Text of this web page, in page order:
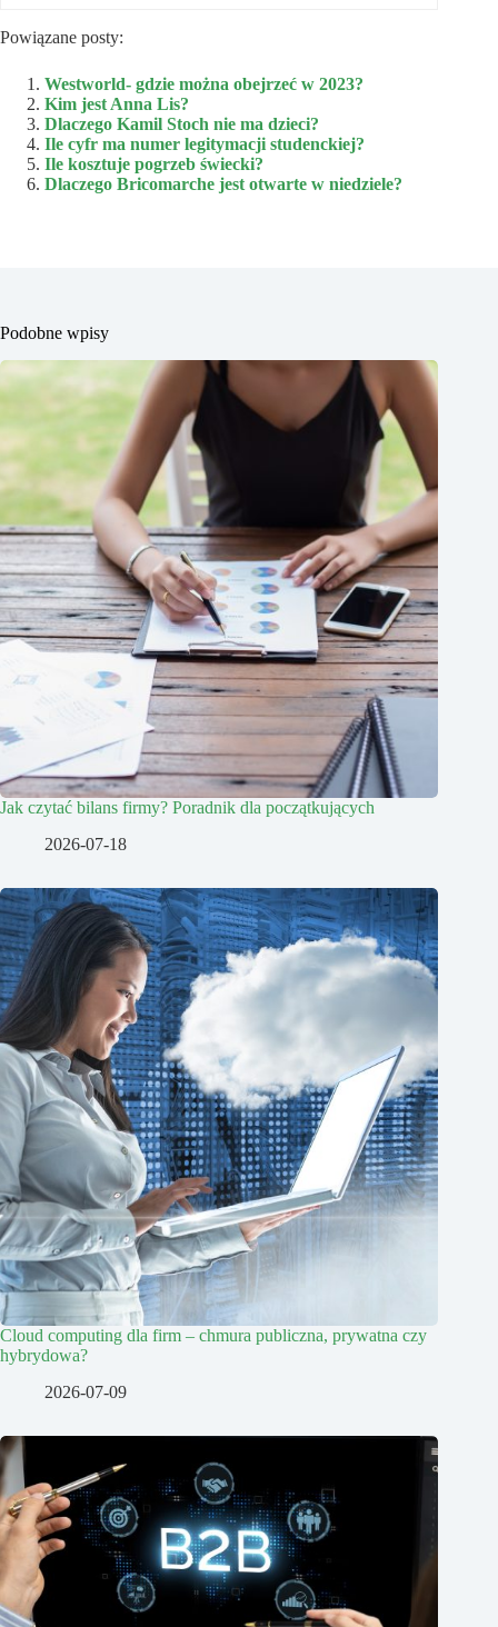
Powiązane posty:
Westworld- gdzie można obejrzeć w 2023?
Kim jest Anna Lis?
Dlaczego Kamil Stoch nie ma dzieci?
Ile cyfr ma numer legitymacji studenckiej?
Ile kosztuje pogrzeb świecki?
Dlaczego Bricomarche jest otwarte w niedziele?
Podobne wpisy
Jak czytać bilans firmy? Poradnik dla początkujących
2026-07-18
Cloud computing dla firm – chmura publiczna, prywatna czy
hybrydowa?
2026-07-09